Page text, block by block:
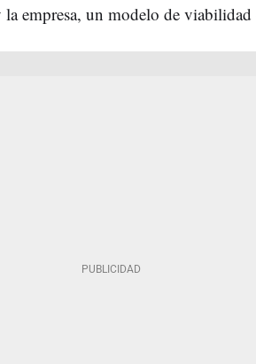
empresa, un modelo de viabilidad